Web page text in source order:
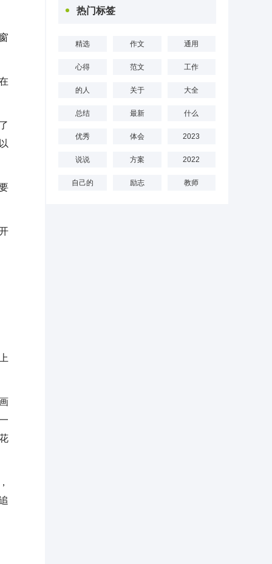
热门标签
精选 作文 通用
心得 范文 工作
的人 关于 大全
总结 最新 什么
优秀 体会 2023
说说 方案 2022
自己的 励志 教师